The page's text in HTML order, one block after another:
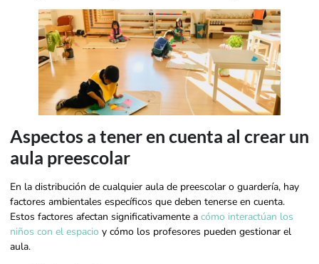
Aspectos a tener en cuenta al crear un
aula preescolar
En la distribución de cualquier aula de preescolar o guardería, hay
factores ambientales específicos que deben tenerse en cuenta.
Estos factores afectan significativamente a cómo interactúan los
niños con el espacio y cómo los profesores pueden gestionar el
aula.